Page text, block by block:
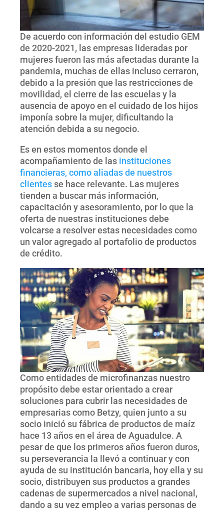
De acuerdo con información del estudio GEM
de 2020-2021, las empresas lideradas por
mujeres fueron las más afectadas durante la
pandemia, muchas de ellas incluso cerraron,
debido a la presión que las restricciones de
movilidad, el cierre de las escuelas y la
ausencia de apoyo en el cuidado de los hijos
imponía sobre la mujer, dificultando la
atención debida a su negocio.
Es en estos momentos donde el
acompañamiento de las instituciones
financieras, como aliadas de nuestros
clientesse hace relevante. Las mujeres
tienden a buscar más información,
capacitación y asesoramiento, por lo que la
oferta de nuestras instituciones debe
volcarse a resolver estas necesidades como
un valor agregado al portafolio de productos
de crédito.
Como entidades de microfinanzas nuestro
propósito debe estar orientado a crear
soluciones para cubrir las necesidades de
empresarias como Betzy, quien junto a su
socio inició su fábrica de productos de maíz
hace 13 años en el área de Aguadulce. A
pesar de que los primeros años fueron duros,
su perseverancia la llevó a continuar y con
ayuda de su institución bancaria, hoy ella y su
socio, distribuyen sus productos a grandes
cadenas de supermercados a nivel nacional,
dando a su vez empleo a varias personas de